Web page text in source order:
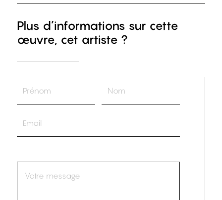
Plus d’informations sur cette
œuvre, cet artiste ?